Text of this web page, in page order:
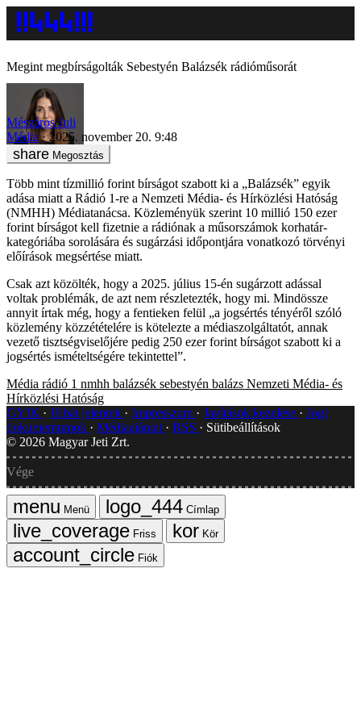
Megint megbírságolták Sebestyén Balázsék rádióműsorát
Mészáros Juli
Média
2025. november 20. 9:48
Megosztás
Több mint tízmillió forint bírságot szabott ki a „Balázsék” egyik
adása miatt a Rádió 1-re a Nemzeti Média- és Hírközlési Hatóság
(NMHH) Médiatanácsa. Közleményük szerint 10 millió 150 ezer
forint bírságot kell fizetnie a rádiónak a műsorszámok korhatár-
kategóriába sorolására és sugárzási időpontjára vonatkozó törvényi
előírások megsértése miatt.
Csak azt közölték, hogy a 2025. július 15-én sugárzott adással
voltak problémák, de azt nem részletezték, hogy mi. Mindössze
annyit írtak még, hogy a fentieken felül „a jogsértés tényéről szóló
közlemény közzétételére is kötelezte a médiaszolgáltatót, annak
vezető tisztségviselőjére pedig 250 ezer forint bírságot szabott ki a
jogsértés ismételtségére tekintettel”.
Média rádió 1 nmhh balázsék sebestyén balázs Nemzeti Média- és
Hírközlési Hatóság
GYIK
Hibát jelentek Impresszum Javítások kezelése
Jogi
dokumentumok
Médiaajánlat RSS
Sütibeállítások
© 2026 Magyar Jeti Zrt.
Vége
Menü
Címlap
Friss
Kör
Fiók